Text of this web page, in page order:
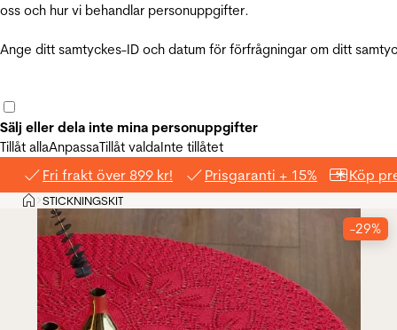
oss och hur vi behandlar personuppgifter.
Ange ditt samtyckes-ID och datum för förfrågningar om ditt
Sälj eller dela inte mina personuppgifter
Tillåt allaAnpassaTillåt valdaInte tillåtet
Fri frakt över 899 kr! Prisgaranti + 15% Köp
Hem
>STICKNINGSKIT
-29%